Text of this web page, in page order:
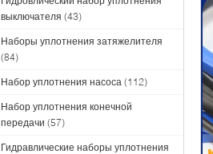
выключателя (43)
Наборы уплотнения затяжелителя
(84)
Набор уплотнения насоса (112)
Набор уплотнения конечной
передачи (57)
Гидравлические наборы уплотнения